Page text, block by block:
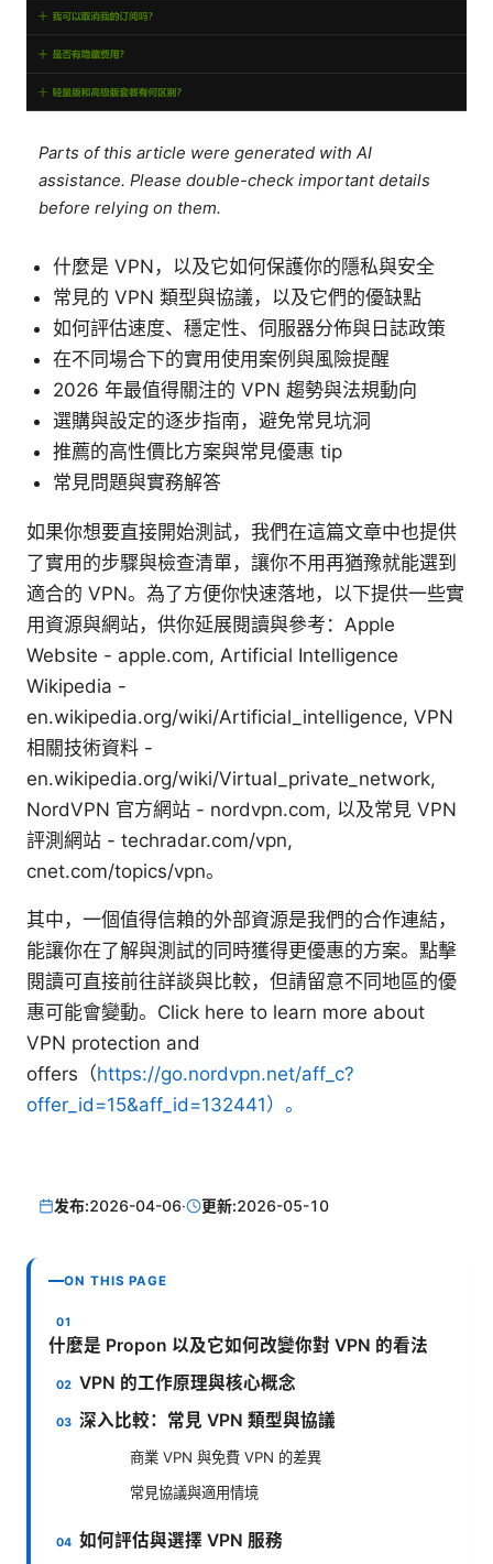
Parts of this article were generated with AI
assistance. Please double-check important details
before relying on them.
什麼是 VPN，以及它如何保護你的隱私與安全
常見的 VPN 類型與協議，以及它們的優缺點
如何評估速度、穩定性、伺服器分佈與日誌政策
在不同場合下的實用使用案例與風險提醒
2026 年最值得關注的 VPN 趨勢與法規動向
選購與設定的逐步指南，避免常見坑洞
推薦的高性價比方案與常見優惠 tip
常見問題與實務解答
如果你想要直接開始測試，我們在這篇文章中也提供
了實用的步驟與檢查清單，讓你不用再猶豫就能選到
適合的 VPN。為了方便你快速落地，以下提供一些實
用資源與網站，供你延展閱讀與參考：Apple
Website - apple.com, Artificial Intelligence
Wikipedia -
en.wikipedia.org/wiki/Artificial_intelligence, VPN
相關技術資料 -
en.wikipedia.org/wiki/Virtual_private_network,
NordVPN 官方網站 - nordvpn.com, 以及常見 VPN
評測網站 - techradar.com/vpn,
cnet.com/topics/vpn。
其中，一個值得信賴的外部資源是我們的合作連結，
能讓你在了解與測試的同時獲得更優惠的方案。點擊
閱讀可直接前往詳談與比較，但請留意不同地區的優
惠可能會變動。Click here to learn more about
VPN protection and
offers（https://go.nordvpn.net/aff_c?
offer_id=15&aff_id=132441）。
发布:2026-04-06· 更新:2026-05-10
ON THIS PAGE
什麼是 Propon 以及它如何改變你對 VPN 的看法
VPN 的工作原理與核心概念
深入比較：常見 VPN 類型與協議
商業 VPN 與免費 VPN 的差異
常見協議與適用情境
如何評估與選擇 VPN 服務